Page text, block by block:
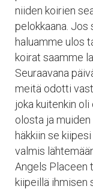
niiden koirien
pelokkaana.
haluamme ulos
koirat saamme
Seuraavana
meitä odotti
joka kuitenkin
olosta ja
häkkiin se
valmis
Angels Placeen
kiipeillä ihmisen